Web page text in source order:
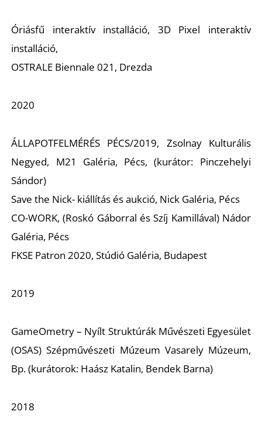
Óriásfű interaktív installáció, 3D Pixel interaktív
installáció,
OSTRALE Biennale 021, Drezda
2020
ÁLLAPOTFELMÉRÉS PÉCS/2019, Zsolnay Kulturális
Negyed, M21 Galéria, Pécs, (kurátor: Pinczehelyi
Sándor)
Save the Nick- kiállítás és aukció, Nick Galéria, Pécs
CO-WORK, (Roskó Gáborral és Szíj Kamillával) Nádor
Galéria, Pécs
FKSE Patron 2020, Stúdió Galéria, Budapest
2019
GameOmetry – Nyílt Struktúrák Művészeti Egyesület
(OSAS) Szépművészeti Múzeum Vasarely Múzeum,
Bp. (kurátorok: Haász Katalin, Bendek Barna)
2018